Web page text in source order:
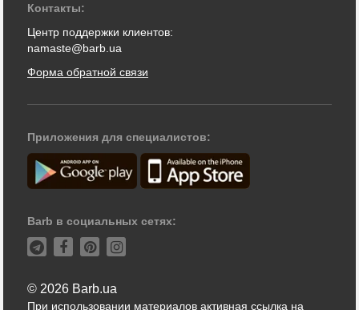
Контакты:
Центр поддержки клиентов:
namaste@barb.ua
Форма обратной связи
Приложения для специалистов:
Barb в социальных сетях:
© 2026 Barb.ua
При использовании материалов активная ссылка на